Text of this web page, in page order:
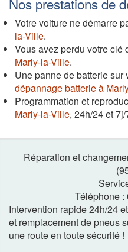
Votre voiture ne démarre
la-Ville.
Vous avez perdu votre clé
Marly-la-Ville.
Une panne de batterie sur
dépannage batterie à
Programmation et
Marly-la-Ville, 24h/24 et 7j/
Réparation et
Téléphone :
Intervention rapide 24h/24
et remplacement de pneus
une route en toute sécurité !